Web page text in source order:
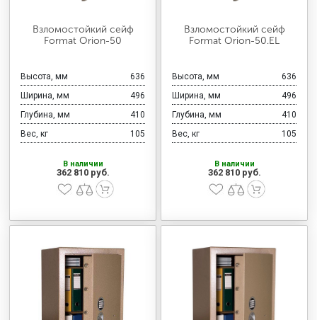
Взломостойкий сейф
Format Orion-50
Высота, мм
636
Ширина, мм
496
Глубина, мм
410
Вес, кг
105
В наличии
362 810 руб.
Взломостойкий сейф
Format Orion-50.EL
Высота, мм
636
Ширина, мм
496
Глубина, мм
410
Вес, кг
105
В наличии
362 810 руб.